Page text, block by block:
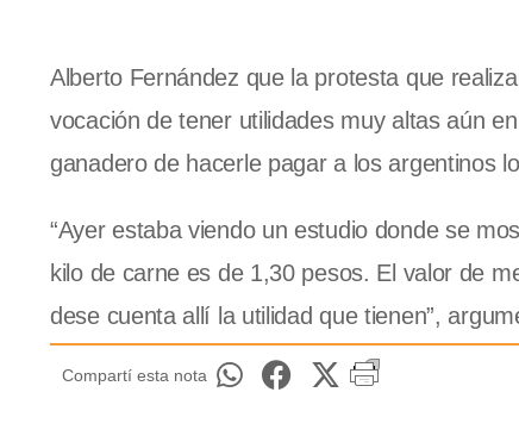
Alberto Fernández que la protesta que
vocación de tener utilidades muy altas aún
ganadero de hacerle pagar a los argentinos
“Ayer estaba viendo un estudio donde se
kilo de carne es de 1,30 pesos. El valor de
dese cuenta allí la utilidad que tienen”,
Compartí esta nota